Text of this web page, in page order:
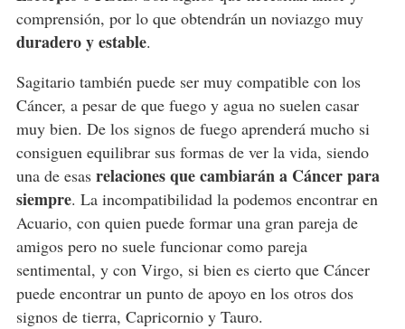
comprensión, por lo que obtendrán un noviazgo muy
duradero y estable.
Sagitario también puede ser muy compatible con los
Cáncer, a pesar de que fuego y agua no suelen casar
muy bien. De los signos de fuego aprenderá mucho si
consiguen equilibrar sus formas de ver la vida, siendo
una de esas relaciones que cambiarán a Cáncer para
siempre. La incompatibilidad la podemos encontrar en
Acuario, con quien puede formar una gran pareja de
amigos pero no suele funcionar como pareja
sentimental, y con Virgo, si bien es cierto que Cáncer
puede encontrar un punto de apoyo en los otros dos
signos de tierra, Capricornio y Tauro.